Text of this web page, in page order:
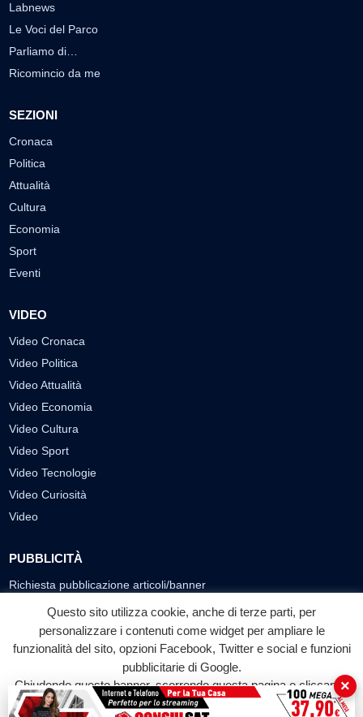
Labnews
Le Voci del Parco
Parliamo di…
Ricomincio da me
SEZIONI
Cronaca
Politica
Attualità
Cultura
Economia
Sport
Eventi
VIDEO
Video Cronaca
Video Politica
Video Attualità
Video Economia
Video Cultura
Video Sport
Video Tecnologie
Video Curiosità
Video
PUBBLICITÀ
Richiesta pubblicazione articoli/banner
SEGUICI SUI SOCIAL
f
Facebook
◎ ▶
YouTube
Questo sito utilizza cookie, anche di terze parti, per
personalizzare i contenuti come widget per ampliare le
funzionalità del sito, opzioni Facebook, Twitter e social e funzioni
pubblicitarie di Google.
Chiudendo questo banner, scorrendo questa pagina o cliccando
su qualunque suo elemento acconsenti all'uso dei cookie.
×